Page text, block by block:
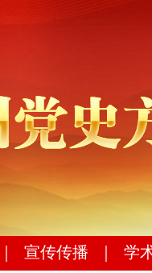
宣传传播 学